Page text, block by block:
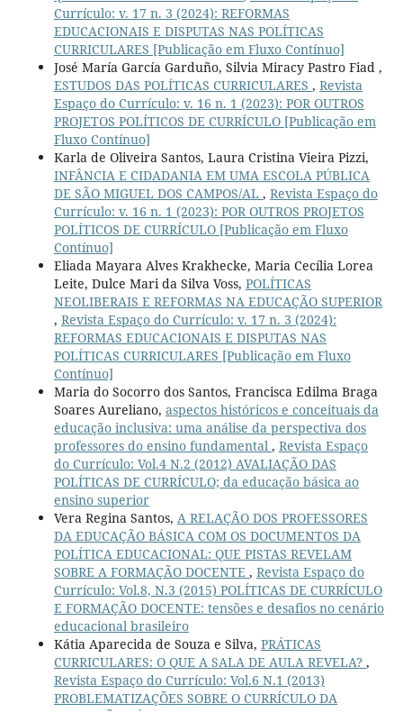
Currículo: v. 17 n. 3 (2024): REFORMAS
EDUCACIONAIS E DISPUTAS NAS POLÍTICAS
CURRICULARES [Publicação em Fluxo Contínuo]
José María García Garduño, Silvia Miracy Pastro Fiad ,
ESTUDOS DAS POLÍTICAS CURRICULARES , Revista
Espaço do Currículo: v. 16 n. 1 (2023): POR OUTROS
PROJETOS POLÍTICOS DE CURRÍCULO [Publicação em
Fluxo Contínuo]
Karla de Oliveira Santos, Laura Cristina Vieira Pizzi,
INFÂNCIA E CIDADANIA EM UMA ESCOLA PÚBLICA
DE SÃO MIGUEL DOS CAMPOS/AL , Revista Espaço do
Currículo: v. 16 n. 1 (2023): POR OUTROS PROJETOS
POLÍTICOS DE CURRÍCULO [Publicação em Fluxo
Contínuo]
Eliada Mayara Alves Krakhecke, Maria Cecília Lorea
Leite, Dulce Mari da Silva Voss, POLÍTICAS
NEOLIBERAIS E REFORMAS NA EDUCAÇÃO SUPERIOR
, Revista Espaço do Currículo: v. 17 n. 3 (2024):
REFORMAS EDUCACIONAIS E DISPUTAS NAS
POLÍTICAS CURRICULARES [Publicação em Fluxo
Contínuo]
Maria do Socorro dos Santos, Francisca Edilma Braga
Soares Aureliano, aspectos históricos e conceituais da
educação inclusiva: uma análise da perspectiva dos
professores do ensino fundamental , Revista Espaço
do Currículo: Vol.4 N.2 (2012) AVALIAÇÃO DAS
POLÍTICAS DE CURRÍCULO; da educação básica ao
ensino superior
Vera Regina Santos, A RELAÇÃO DOS PROFESSORES
DA EDUCAÇÃO BÁSICA COM OS DOCUMENTOS DA
POLÍTICA EDUCACIONAL: QUE PISTAS REVELAM
SOBRE A FORMAÇÃO DOCENTE , Revista Espaço do
Currículo: Vol.8, N.3 (2015) POLÍTICAS DE CURRÍCULO
E FORMAÇÃO DOCENTE: tensões e desafios no cenário
educacional brasileiro
Kátia Aparecida de Souza e Silva, PRÁTICAS
CURRICULARES: O QUE A SALA DE AULA REVELA? ,
Revista Espaço do Currículo: Vol.6 N.1 (2013)
PROBLEMATIZAÇÕES SOBRE O CURRÍCULO DA